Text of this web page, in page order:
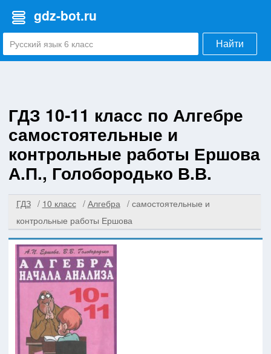
gdz-bot.ru
Найти
ГДЗ 10‐11 класс по Алгебре
самостоятельные и
контрольные работы Ершова
А.П., Голобородько В.В.
ГДЗ 10 класс Алгебра
самостоятельные и
контрольные работы Ершова